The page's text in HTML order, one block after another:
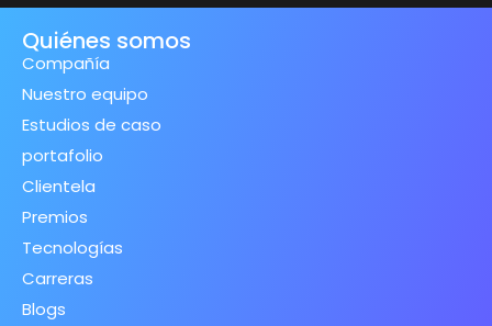
Quiénes somos
Compañía
Nuestro equipo
Estudios de caso
portafolio
Clientela
Premios
Tecnologías
Carreras
Blogs